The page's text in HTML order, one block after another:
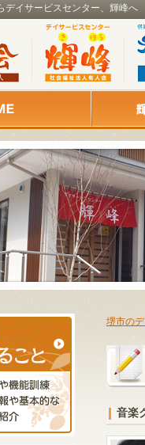
デイサービスセンター、輝峰へ
堺市の
音楽